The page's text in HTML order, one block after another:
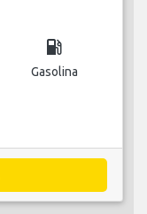
local_gas_station
Gasolina